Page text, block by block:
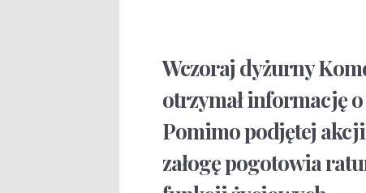
Wczoraj dyżurny
otrzymał informację
Pomimo podjętej
załogę pogotowia